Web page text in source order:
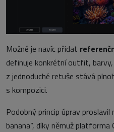
Možné je navíc přidat
definuje konkrétní outfit,
z jednoduché retuše stává
s kompozici.
Podobný princip úprav proslavil
banana“, díky němuž platforma